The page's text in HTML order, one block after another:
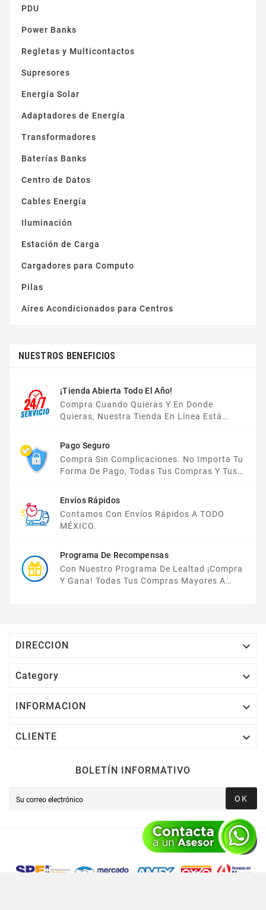
PDU
Power Banks
Regletas y Multicontactos
Supresores
Energía Solar
Adaptadores de Energía
Transformadores
Baterías Banks
Centro de Datos
Cables Energía
Iluminación
Estación de Carga
Cargadores para Computo
Pilas
Aires Acondicionados para Centros
NUESTROS BENEFICIOS
¡Tienda Abierta Todo El Año!
Compra Cuando Quieras Y En Donde
Quieras, Nuestra Tienda En Línea Está
Pago Seguro
Compra Sin Complicaciones. No Importa Tu
Forma De Pago, Todas Tus Compras Y Tus
Envíos Rápidos
Contamos Con Envíos Rápidos A TODO
MÉXICO.
Programa De Recompensas
Con Nuestro Programa De Lealtad ¡compra
Y Gana! Todas Tus Compras Mayores A
DIRECCION 
Category 
INFORMACION 
CLIENTE 
BOLETÍN INFORMATIVO
OK